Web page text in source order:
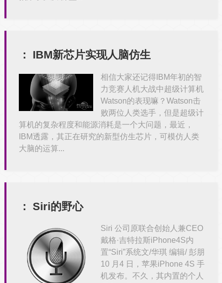
： IBM新芯片实现人脑仿生
相信大家还记得IBM年初的智
力竞赛人机大战中超级计算机
Watson的表现嘛？Watson击
败两位人类选手，但是超级计
算机的复杂程度和能源消耗是一个大问题，最近，
IBM透露，其正在研究的新型仿生芯片，可模仿人类
大脑的运算...
： Siri的野心
Siri 公司原联合创始人兼CEO
戴格·吉特拉斯iPhone4S内
置“Siri”系统文/华琪 编辑/ 彭朋
10 月4 日，苹果iPhone 4S 手
机发布。不久，其内置的个人